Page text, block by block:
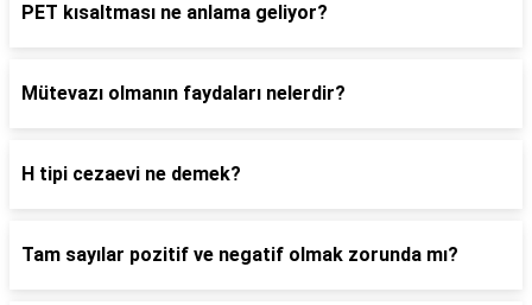
PET kısaltması ne anlama geliyor?
Mütevazı olmanın faydaları nelerdir?
H tipi cezaevi ne demek?
Tam sayılar pozitif ve negatif olmak zorunda mı?